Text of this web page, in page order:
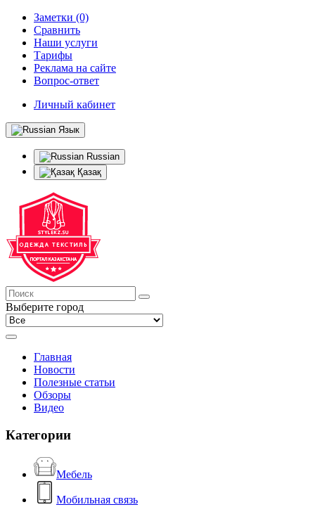
Заметки (0)
Сравнить
Наши услуги
Тарифы
Реклама на сайте
Вопрос-ответ
Личный кабинет
Язык
Russian
Қазақ
Выберите город
Главная
Новости
Полезные статьи
Обзоры
Видео
Категории
Мебель
Мобильная связь